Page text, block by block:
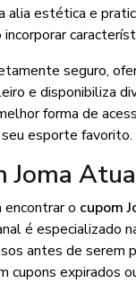
alia estética e
seguro,
e disponibiliza
forma de
esporte favorito.
Joma
encontrar o cupom
é especializado
antes de serem
cupons expirados